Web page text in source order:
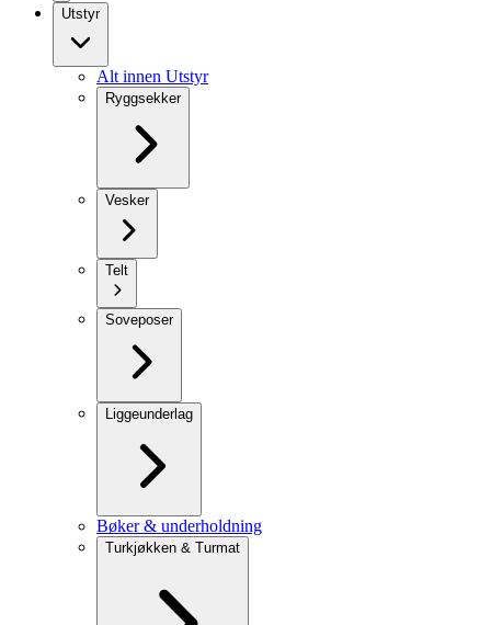
Utstyr
Alt innen Utstyr
Ryggsekker
Vesker
Telt
Soveposer
Liggeunderlag
Bøker & underholdning
Turkjøkken & Turmat